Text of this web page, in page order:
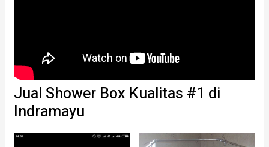
Jual Shower Box Kualitas #1 di
Indramayu